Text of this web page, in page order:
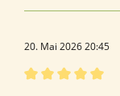
20. Mai 2026 20:45